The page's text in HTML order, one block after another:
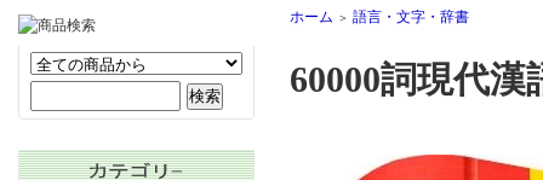
ホーム ＞ 語言・文字・辞書
60000詞現代